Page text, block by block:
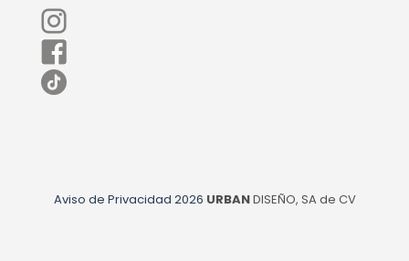
Aviso de Privacidad 2026 URBANDISEÑO, SA de CV